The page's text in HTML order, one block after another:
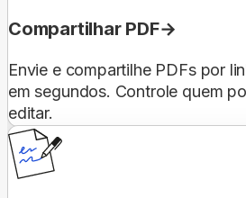
Compartilhar PDF
Envie e compartilhe PDFs por
em segundos. Controle quem
editar.